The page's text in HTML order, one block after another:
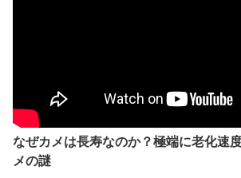
なぜカメは長寿なのか？極端に老化速
メの謎